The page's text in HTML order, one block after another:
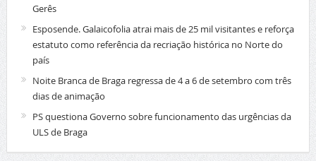
Gerês
Esposende. Galaicofolia atrai mais de 25 mil visitantes e reforça
estatuto como referência da recriação histórica no Norte do
país
Noite Branca de Braga regressa de 4 a 6 de setembro com três
dias de animação
PS questiona Governo sobre funcionamento das urgências da
ULS de Braga